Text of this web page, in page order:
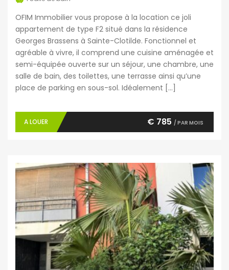
OFIM Immobilier vous propose à la location ce joli
appartement de type F2 situé dans la résidence
Georges Brassens à Sainte-Clotilde. Fonctionnel et
agréable à vivre, il comprend une cuisine aménagée et
semi-équipée ouverte sur un séjour, une chambre, une
salle de bain, des toilettes, une terrasse ainsi qu’une
place de parking en sous-sol. Idéalement […]
A LOUER € 785 / PAR MOIS